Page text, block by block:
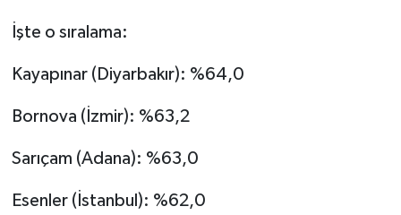
İşte o sıralama:
Kayapınar (Diyarbakır): %64,0
Bornova (İzmir): %63,2
Sarıçam (Adana): %63,0
Esenler (İstanbul): %62,0